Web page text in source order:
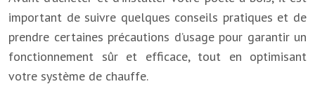
important de suivre quelques conseils pratiques et de
prendre certaines précautions d’usage pour garantir un
fonctionnement sûr et efficace, tout en optimisant
votre système de chauffe.